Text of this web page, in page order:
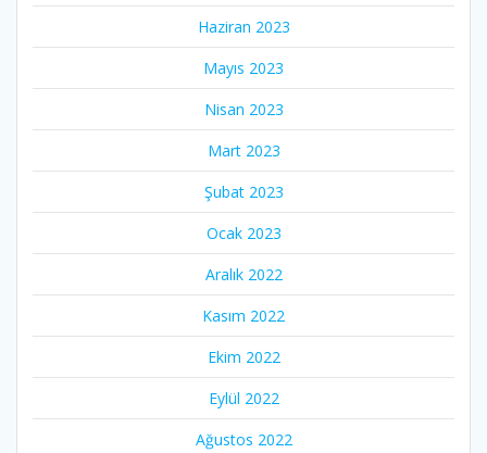
Haziran 2023
Mayıs 2023
Nisan 2023
Mart 2023
Şubat 2023
Ocak 2023
Aralık 2022
Kasım 2022
Ekim 2022
Eylül 2022
Ağustos 2022